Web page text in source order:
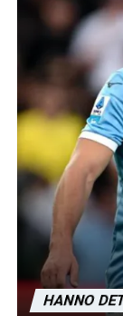
HANNO